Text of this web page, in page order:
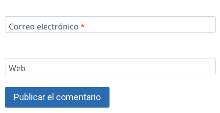
Correo electrónico *
Web